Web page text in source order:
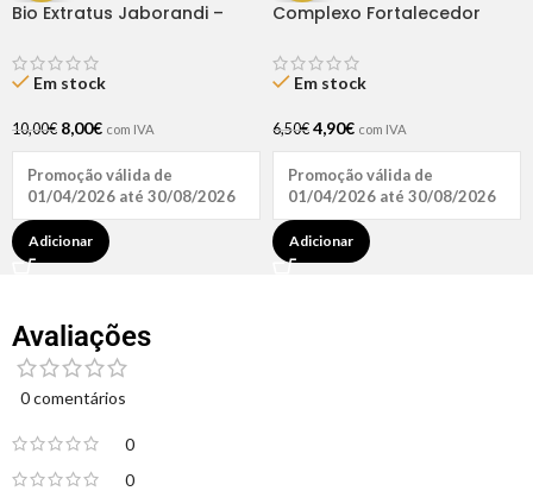
Bio Extratus Jaborandi –
Em stock
10,00€ 8,00€ com IVA
Promoção válida de
01/04/2026 até 30/08/2026
Adicionar
Complexo Fortalecedor
Em stock
6,50€ 4,90€ com IVA
Promoção válida de
01/04/2026 até 30/08/2026
Adicionar
Avaliações
0 comentários
0
0